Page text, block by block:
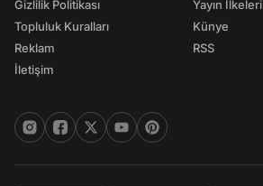
Gizlilik Politikası
Topluluk Kuralları
Reklam
İletişim
Yayın İlkeleri
Künye
RSS